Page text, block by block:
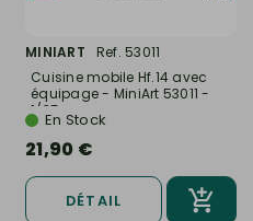
MINIART
Ref. 53011
Cuisine mobile Hf.14 avec
équipage - MiniArt 53011 -
1/35En Stock
21,90 €
DÉTAIL